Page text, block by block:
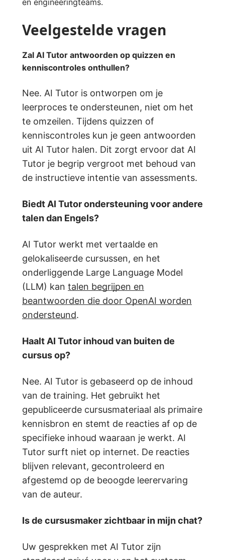
en engineeringteams.
Veelgestelde vragen
Zal AI Tutor antwoorden op quizzen en
kenniscontroles onthullen?
Nee. AI Tutor is ontworpen om je
leerproces te ondersteunen, niet om het
te omzeilen. Tijdens quizzen of
kenniscontroles kun je geen antwoorden
uit AI Tutor halen. Dit zorgt ervoor dat AI
Tutor je begrip vergroot met behoud van
de instructieve intentie van assessments.
Biedt AI Tutor ondersteuning voor andere
talen dan Engels?
AI Tutor werkt met vertaalde en
gelokaliseerde cursussen, en het
onderliggende Large Language Model
(LLM) kan talen begrijpen en
beantwoorden die door OpenAI worden
ondersteund.
Haalt AI Tutor inhoud van buiten de
cursus op?
Nee. AI Tutor is gebaseerd op de inhoud
van de training. Het gebruikt het
gepubliceerde cursusmateriaal als primaire
kennisbron en stemt de reacties af op de
specifieke inhoud waaraan je werkt. AI
Tutor surft niet op internet. De reacties
blijven relevant, gecontroleerd en
afgestemd op de beoogde leerervaring
van de auteur.
Is de cursusmaker zichtbaar in mijn chat?
Uw gesprekken met AI Tutor zijn